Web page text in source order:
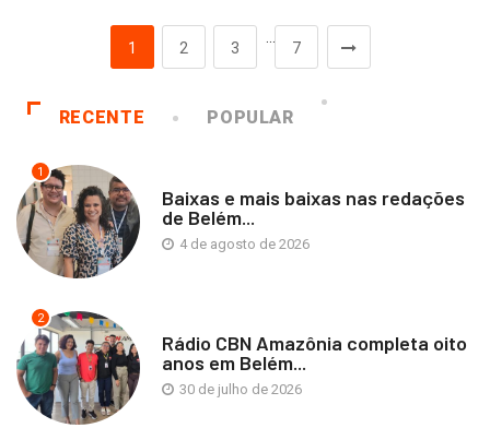
1 2 3
…
7
RECENTE POPULAR
1
Baixas e mais baixas nas redações
de Belém...
4 de agosto de 2026
2
Rádio CBN Amazônia completa oito
anos em Belém...
30 de julho de 2026